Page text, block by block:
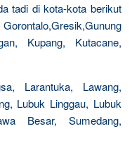
tadi di kota-kota berikut
Kupang, Kutacane,
Larantuka, Lawang,
Lubuk Linggau, Lubuk
Besar, Sumedang,